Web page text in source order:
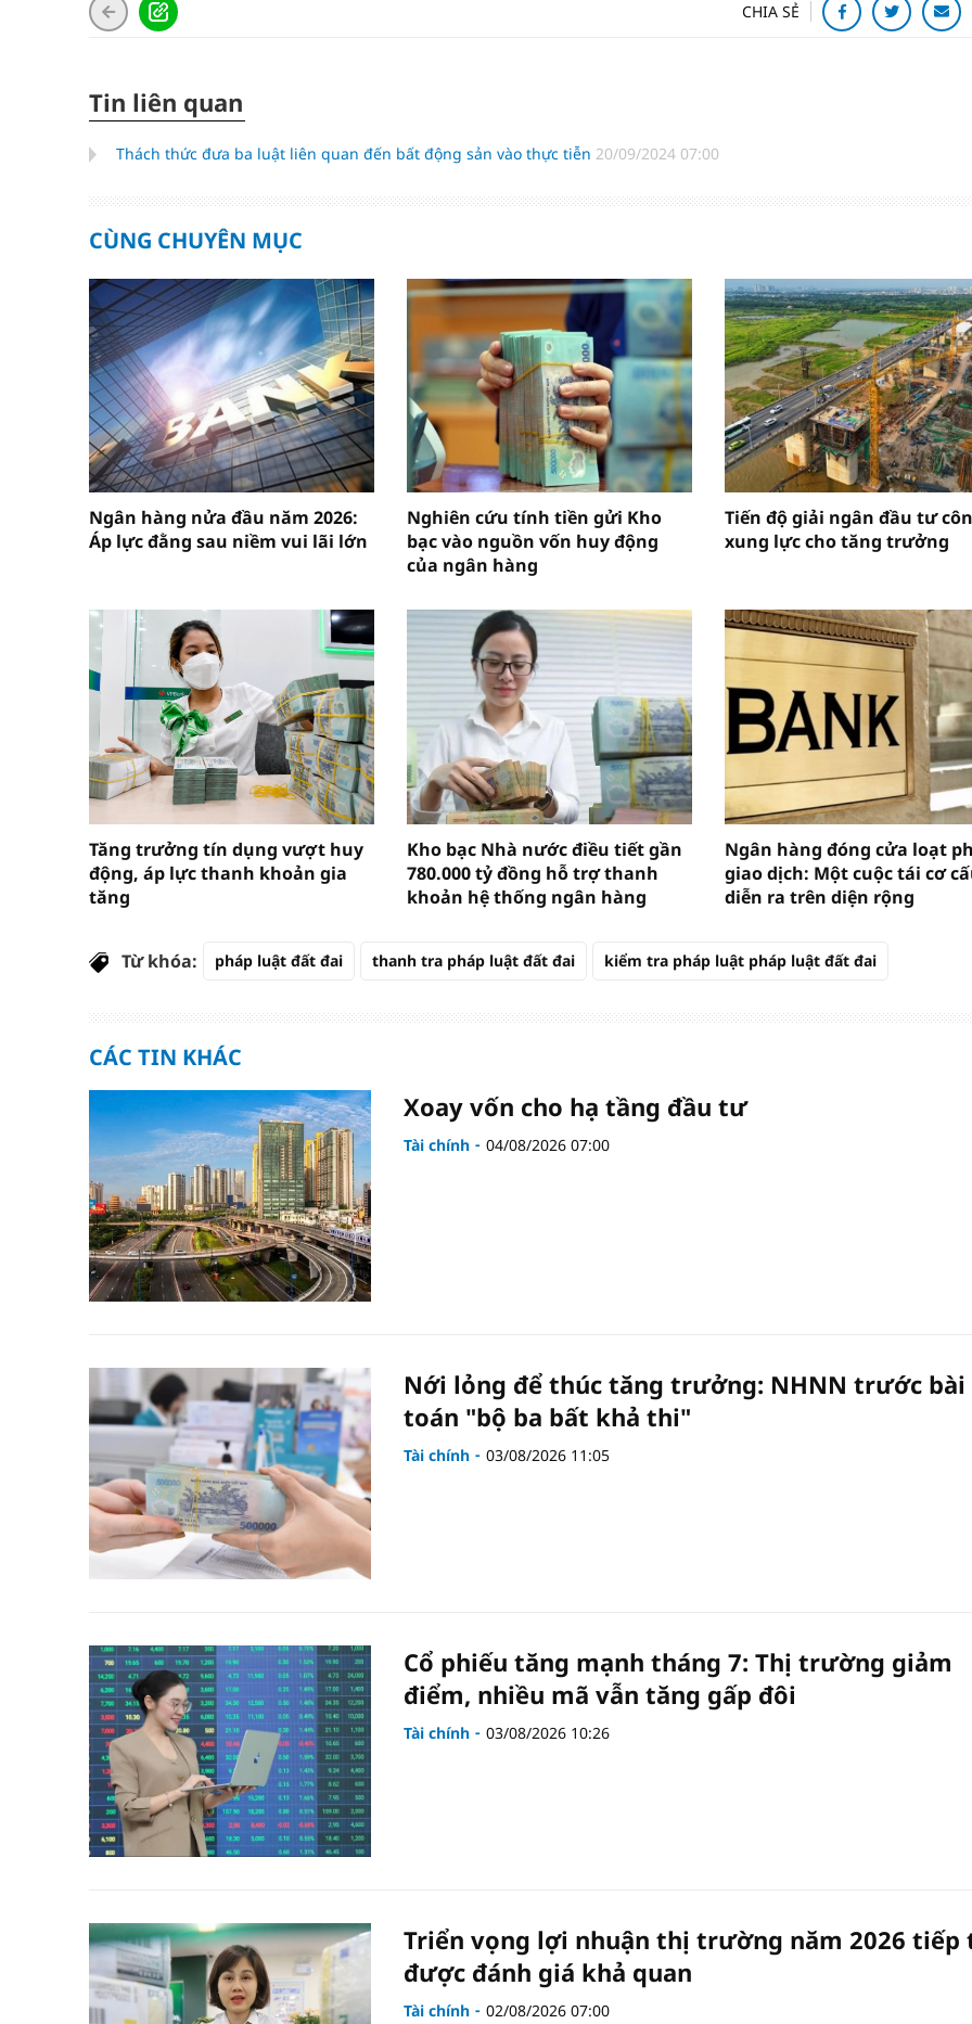
CHIA SẺ
Tin liên quan
Thách thức đưa ba luật liên quan đến bất động sản vào thực tiễn 20/09/2024 07:00
CÙNG CHUYÊN MỤC
Ngân hàng nửa đầu năm 2026:
Áp lực đằng sau niềm vui lãi lớn
Nghiên cứu tính tiền gửi Kho
bạc vào nguồn vốn huy động
của ngân hàng
Tiến độ giải ngân đầu tư
xung lực cho tăng trưởng
Tăng trưởng tín dụng vượt huy
động, áp lực thanh khoản gia
tăng
Kho bạc Nhà nước điều tiết gần
780.000 tỷ đồng hỗ trợ thanh
khoản hệ thống ngân hàng
Ngân hàng đóng cửa loạt
giao dịch: Một cuộc tái cơ
diễn ra trên diện rộng
Từ khóa: pháp luật đất đai thanh tra pháp luật đất đai kiểm tra pháp luật pháp luật đất đai
CÁC TIN KHÁC
Xoay vốn cho hạ tầng đầu tư
Tài chính 04/08/2026 07:00
Nới lỏng để thúc tăng trưởng: NHNN trước bài
toán "bộ ba bất khả thi"
Tài chính 03/08/2026 11:05
Cổ phiếu tăng mạnh tháng 7: Thị trường giảm
điểm, nhiều mã vẫn tăng gấp đôi
Tài chính 03/08/2026 10:26
Triển vọng lợi nhuận thị trường năm 2026 tiếp
được đánh giá khả quan
Tài chính 02/08/2026 07:00